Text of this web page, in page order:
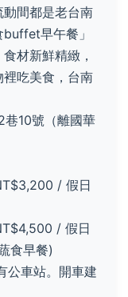
間都是老台南
早午餐」
材新鮮精緻，
吃美食，台南
巷10號（離國華
/ 假日
/ 假日
食早餐)
公車站。開車建